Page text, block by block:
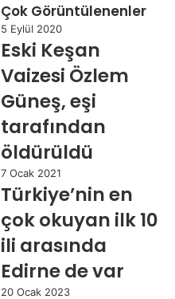
Çok Görüntülenenler
5 Eylül 2020
Eski Keşan
Vaizesi Özlem
Güneş, eşi
tarafından
öldürüldü
7 Ocak 2021
Türkiye’nin en
çok okuyan ilk 10
ili arasında
Edirne de var
20 Ocak 2023